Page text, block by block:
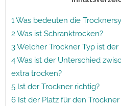
1 Was bedeuten die
2 Was ist Schranktrocken?
3 Welcher Trockner Typ ist der
4 Was ist der Unterschied
extra trocken?
5 Ist der Trockner richtig?
6 Ist der Platz für den